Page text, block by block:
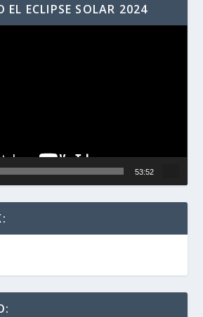
EL ECLIPSE SOLAR 2024
53:52